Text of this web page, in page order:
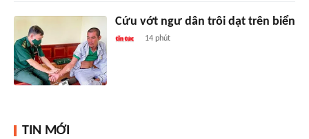
Cứu vớt ngư dân trôi dạt trên biển
14 phút
TIN MỚI